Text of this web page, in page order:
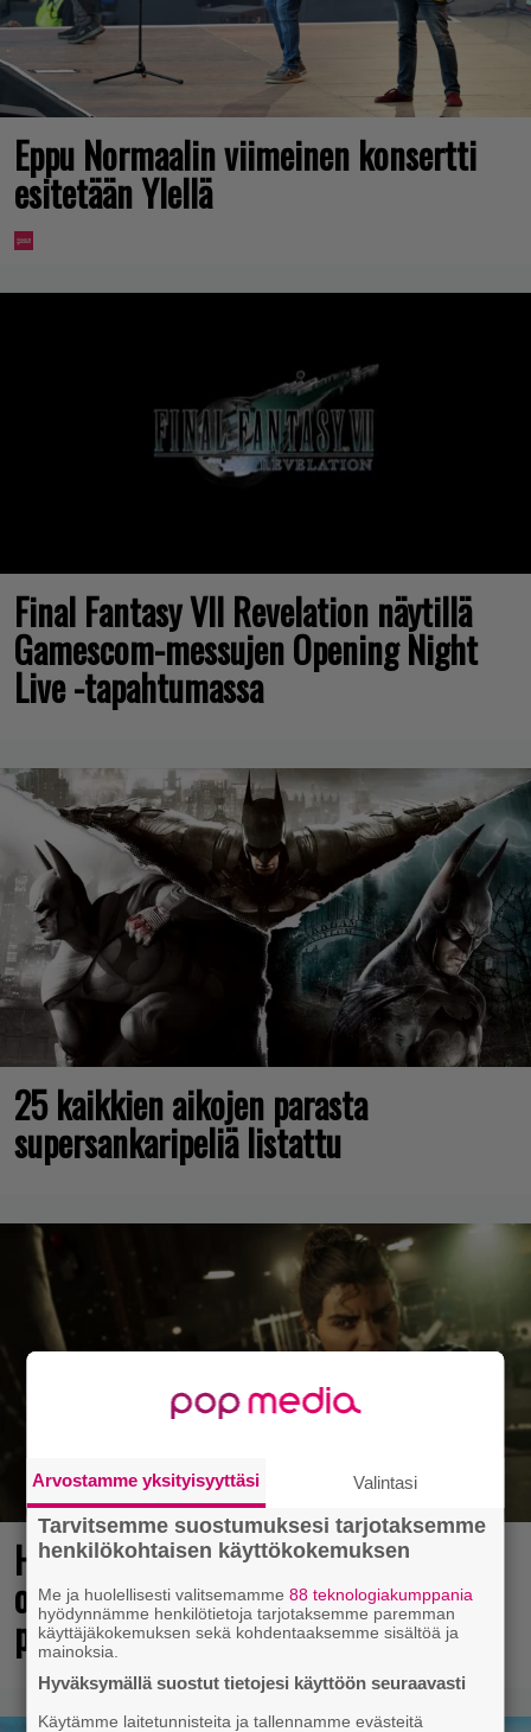
Eppu Normaalin viimeinen konsertti
esitetään Ylellä
Final Fantasy VII Revelation näytillä
Gamescom-messujen Opening Night
Live -tapahtumassa
25 kaikkien aikojen parasta
supersankaripeliä listattu
Huomio, kaikki Grand Theft Auto 6:n
odottajat: Netflixiin tulee pian
pakollista nähtävää
Arvostamme yksityisyyttäsi Valintasi
Tarvitsemme suostumuksesi tarjotaksemme
henkilökohtaisen käyttökokemuksen
Me ja huolellisesti valitsemamme88 teknologiakumppania
hyödynnämme henkilötietoja tarjotaksemme paremman
käyttäjäkokemuksen sekä kohdentaaksemme sisältöä ja
mainoksia.
Hyväksymällä suostut tietojesi käyttöön seuraavasti
Käytämme laitetunnisteita ja tallennamme evästeitä